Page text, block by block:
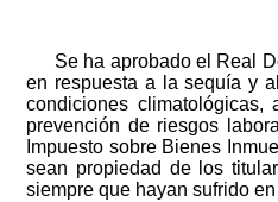
Se ha aprobado el Real
en respuesta a la sequía y
condiciones
prevención de riesgos
Impuesto sobre Bienes
sean propiedad de los
siempre que hayan sufrido